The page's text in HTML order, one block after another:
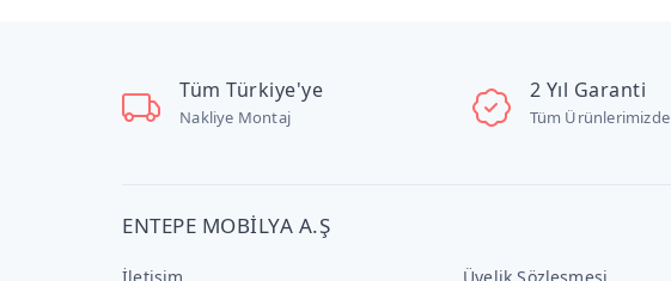
Tüm Türkiye'ye
Nakliye Montaj
2 Yıl Garanti
Tüm Ürünlerimizde
ENTEPE MOBİLYA A.Ş